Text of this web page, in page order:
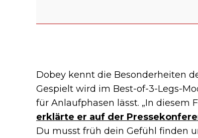
Dobey kennt die Besonderheiten
Gespielt wird im Best-of-3-Legs-
für Anlaufphasen lässt. „In diesem
erklärte er auf der
Du musst früh dein Gefühl finden